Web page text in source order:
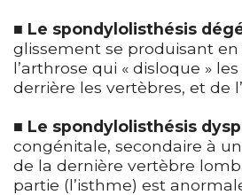
■ Le spondylolisthésis
glissement se produisant en
l’arthrose qui « disloque »
derrière les vertèbres, et de
■ Le spondylolisthésis
congénitale, secondaire à
de la dernière vertèbre
partie (l’isthme) est